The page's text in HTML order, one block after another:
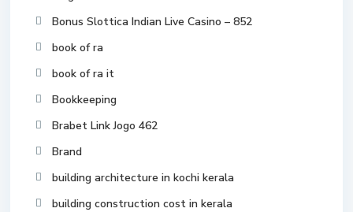
Bonus Slottica Indian Live Casino – 852
book of ra
book of ra it
Bookkeeping
Brabet Link Jogo 462
Brand
building architecture in kochi kerala
building construction cost in kerala